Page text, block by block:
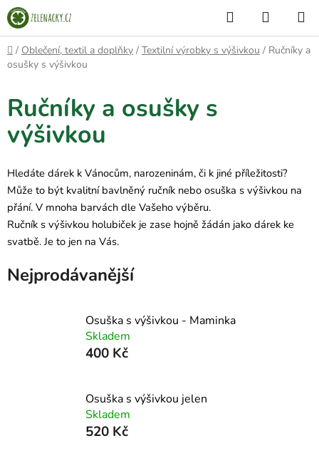
Přejít
na
obsah
Hledat
KOŠÍK
Domů
/ Oblečení, textil a doplňky / Textilní výrobky s výšivkou / Ručníky a
osušky s výšivkou
Ručníky a osušky s
výšivkou
Hledáte dárek k Vánocům, narozeninám, či k jiné příležitosti?
Může to být kvalitní bavlněný ručník nebo osuška s výšivkou na
přání. V mnoha barvách dle Vašeho výběru.
Ručník s výšivkou holubiček je zase hojně žádán jako dárek ke
svatbě. Je to jen na Vás.
Nejprodávanější
Osuška s výšivkou - Maminka
Skladem
400 Kč
Osuška s výšivkou jelen
Skladem
520 Kč